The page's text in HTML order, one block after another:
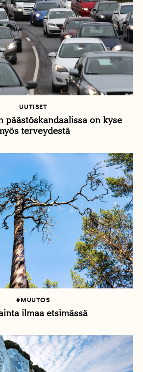
UUTISET
päästöskandaalissa on kyse
terveydestä
#MUUTOS
ilmaa etsimässä